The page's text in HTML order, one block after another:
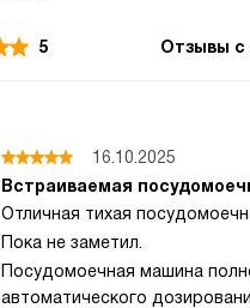
5 Отзывы с
16.10.2025
Встраиваемая
Отличная тихая
Пока не заметил.
Посудомоечная машина
автоматического